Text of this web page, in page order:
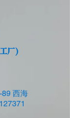
厂)
西海